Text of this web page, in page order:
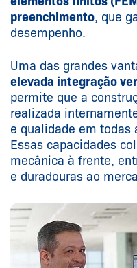
preenchimento, que
desempenho.
Uma das grandes
elevada integração
permite que a
realizada
e qualidade em todas
Essas capacidades
mecânica à frente,
e duradouras ao